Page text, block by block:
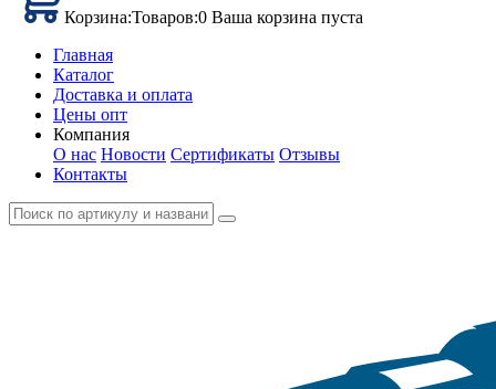
Корзина:Товаров:0 Ваша корзина пуста
Главная
Каталог
Доставка и оплата
Цены опт
Компания
О нас Новости Сертификаты Отзывы
Контакты